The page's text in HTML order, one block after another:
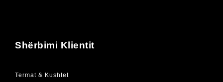
Shërbimi Klientit
Termat & Kushtet